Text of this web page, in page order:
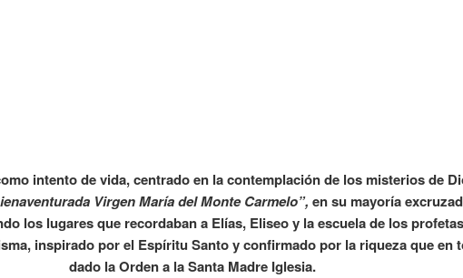
intento de vida, centrado en la contemplación de los misterios de
Virgen María del Monte Carmelo”, en su mayoría
los lugares que recordaban a Elías, Eliseo y la escuela de los
inspirado por el Espíritu Santo y confirmado por la riqueza que en
dado la Orden a la Santa Madre Iglesia.